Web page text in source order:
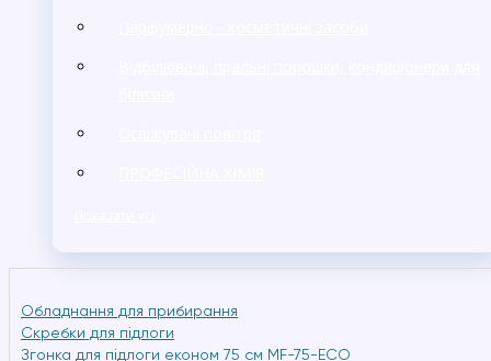
Обладнання для прибирання
Cкребки для підлоги
Згонка для підлоги економ 75 см MF-75-ECO